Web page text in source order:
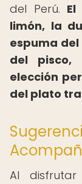
del Perú.
limón, la
espuma del
del pisco,
elección
del plato
Al